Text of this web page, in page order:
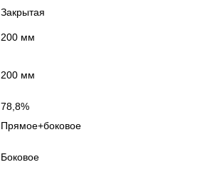
Закрытая
200 мм
200 мм
78,8%
Прямое+боковое
Боковое